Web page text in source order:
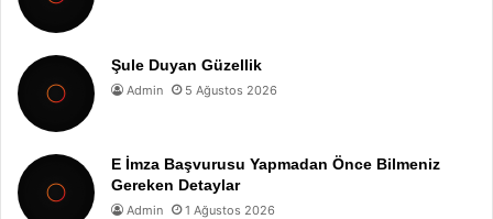
Şule Duyan Güzellik
Admin 5 Ağustos 2026
E İmza Başvurusu Yapmadan Önce Bilmeniz
Gereken Detaylar
Admin 1 Ağustos 2026